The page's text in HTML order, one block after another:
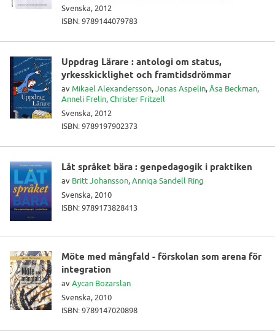
Svenska, 2012
ISBN: 9789144079783
Uppdrag Lärare : antologi om status,
yrkesskicklighet och framtidsdrömmar
av Mikael Alexandersson,Jonas Aspelin,Åsa Beckman,
Anneli Frelin,Christer Fritzell
Svenska, 2012
ISBN: 9789197902373
Låt språket bära : genpedagogik i praktiken
av Britt Johansson,Anniqa Sandell Ring
Svenska, 2010
ISBN: 9789173828413
Möte med mångfald - förskolan som arena för
integration
avAycan Bozarslan
Svenska, 2010
ISBN: 9789147020898